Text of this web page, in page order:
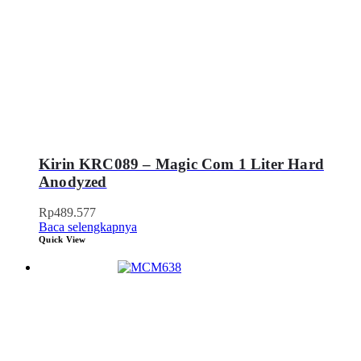
Kirin KRC089 – Magic Com 1 Liter Hard
Anodyzed
Rp489.577
Baca selengkapnya
Quick View